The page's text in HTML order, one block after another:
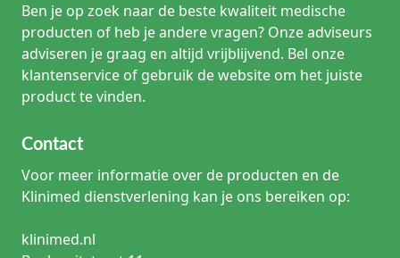
Ben je op zoek naar de beste kwaliteit medische
producten of heb je andere vragen? Onze adviseurs
adviseren je graag en altijd vrijblijvend. Bel onze
klantenservice of gebruik de website om het juiste
product te vinden.
Contact
Voor meer informatie over de producten en de
Klinimed dienstverlening kan je ons bereiken op:
klinimed.nl